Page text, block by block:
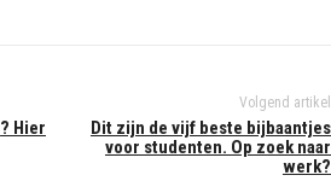
Hier
Volgend artikel
Dit zijn de vijf beste bijbaantjes
voor studenten. Op zoek naar
werk?